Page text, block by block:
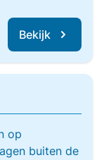
Bekijk
op
buiten de